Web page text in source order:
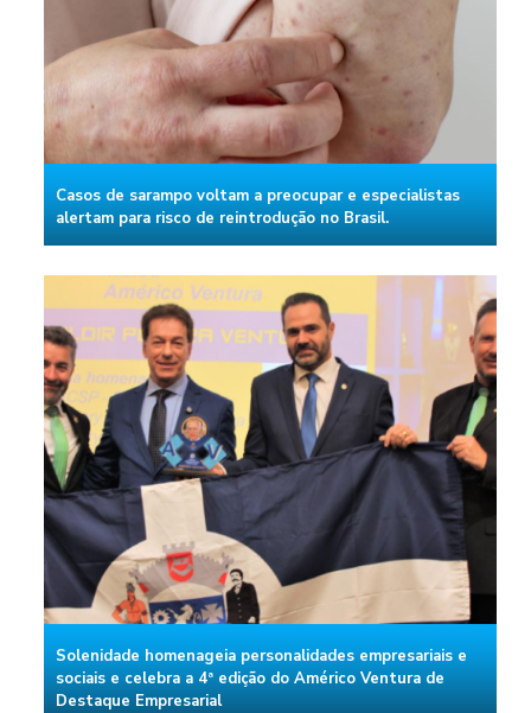
Casos de sarampo voltam a preocupar e especialistas
alertam para risco de reintrodução no Brasil.
Solenidade homenageia personalidades empresariais e
sociais e celebra a 4ª edição do Américo Ventura de
Destaque Empresarial